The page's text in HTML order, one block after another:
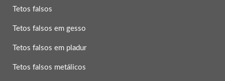
Tetos falsos
Tetos falsos em gesso
Tetos falsos em pladur
Tetos falsos metálicos